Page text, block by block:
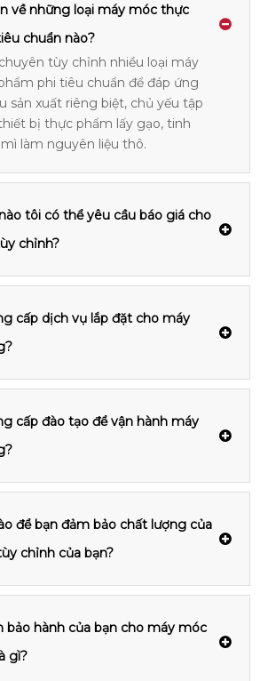
về những loại máy móc thực
chuẩn nào?
tùy chỉnh nhiều loại máy
phi tiêu chuẩn để đáp ứng
sản xuất riêng biệt, chủ yếu tập
bị thực phẩm lấy gạo, tinh
làm nguyên liệu thô.
tôi có thể yêu cầu báo giá cho
chỉnh?
cấp dịch vụ lắp đặt cho máy
cấp đào tạo để vận hành máy
để bạn đảm bảo chất lượng của
chỉnh của bạn?
bảo hành của bạn cho máy móc
gì?